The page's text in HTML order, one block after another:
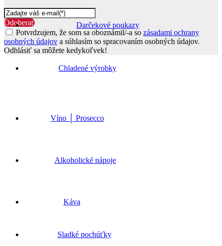
Darčekové poukazy
Chladené výrobky
Víno │ Prosecco
Alkoholické nápoje
Káva
Sladké pochúťky
Odoberať
Potvrdzujem, že som sa oboznámil/-a so zásadami ochrany
osobných údajov a súhlasím so spracovaním osobných údajov.
Odhlásiť sa môžete kedykoľvek!